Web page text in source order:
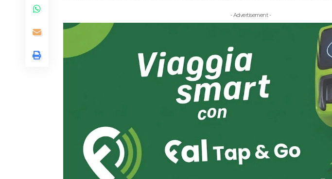
- Advertisement -